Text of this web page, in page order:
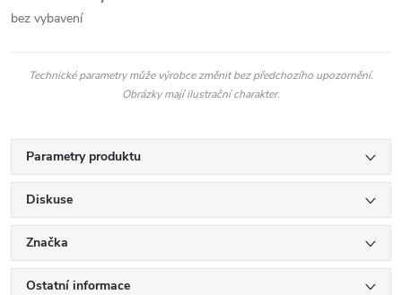
bez vybavení
Technické parametry může výrobce změnit bez předchozího upozornění.
Obrázky mají ilustrační charakter.
Parametry produktu
Diskuse
Značka
Ostatní informace